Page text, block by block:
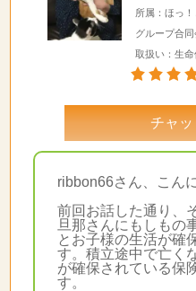
所属：ほっ
グループ合同
取扱い：生
チャ
ribbon66さん、こん
前回お話した通り、
旦那さんにもしもの
とお子様の生活が確
す。積立途中で亡く
が確保されている保
す。